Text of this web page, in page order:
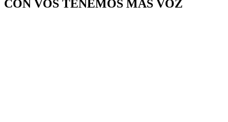
CON VOS TENEMOS MAS VOZ